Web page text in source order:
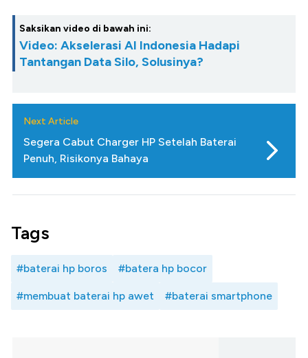
Saksikan video di bawah ini:
Video: Akselerasi AI Indonesia Hadapi
Tantangan Data Silo, Solusinya?
Next Article
Segera Cabut Charger HP Setelah Baterai
Penuh, Risikonya Bahaya
Tags
#baterai hp boros #batera hp bocor
#membuat baterai hp awet #baterai smartphone